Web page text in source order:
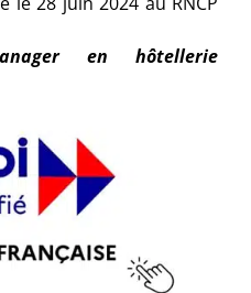
en hôtellerie